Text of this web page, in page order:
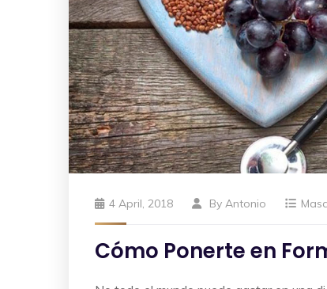
4 April, 2018 By Antonio
Cómo Ponerte en